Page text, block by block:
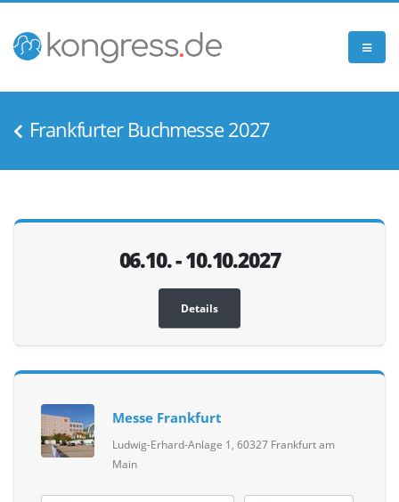
Frankfurter Buchmesse 2027
06.10. - 10.10.2027
Details
Messe Frankfurt
Ludwig-Erhard-Anlage 1, 60327 Frankfurt am
Main